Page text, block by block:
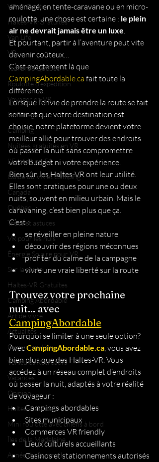
VR en Route
Haltes-VR Gratuites
Van Life
VR
Teardrop Québec
Roulotte d'expédition
Voyager en VR
Le Garage
Camping
Nuitées gratuites en VR
L'Expédition 51
Guide du VR et Camping
Canada
Québec
Trucs et astuces
VR pour les nuls
Énergie Solaire pour VR
Sur la route
Haltes-VR Gratuites
Camping Abordable
Art de vivre
Actualités
Consommation
Véhicules Récréatifs
Vacances
Opinion
Haltes-Casinos
Mini roulotte avec chiens à bord
Îles de la Madeleine
Apnée du Sommeil
aménagé, en tente-caravane ou en micro-
roulotte, une chose est certaine : le plein
air ne devrait jamais être un luxe.
Et pourtant, partir à l’aventure peut vite
devenir coûteux…
C’est exactement là que
CampingAbordable.ca fait toute la
différence.
Lorsque l’envie de prendre la route se fait
sentir et que votre destination est
choisie, notre plateforme devient votre
meilleur allié pour trouver des endroits
où passer la nuit sans compromettre
votre budget ni votre expérience.
Bien sûr, les Haltes-VR ont leur utilité.
Elles sont pratiques pour une ou deux
nuits, souvent en milieu urbain. Mais le
caravaning, c’est bien plus que ça.
C’est :
se réveiller en pleine nature
découvrir des régions méconnues
profiter du calme de la campagne
vivre une vraie liberté sur la route
Trouvez votre prochaine
nuit… avec
CampingAbordable
Pourquoi se limiter à une seule option?
Avec CampingAbordable.ca, vous avez
bien plus que des Haltes-VR. Vous
accédez à un réseau complet d’endroits
où passer la nuit, adaptés à votre réalité
de voyageur :
Campings abordables
Sites municipaux
Commerces VR friendly
Lieux culturels accueillants
Casinos et stationnements autorisés